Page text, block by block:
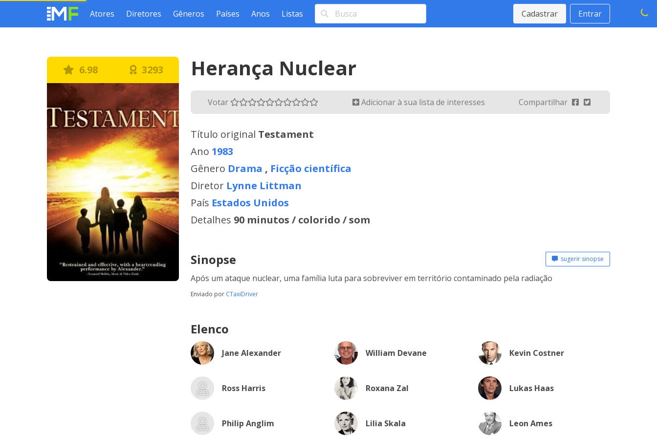
Atores Diretores Gêneros Países Anos Listas Cadastrar Entrar
6.98 3293 Herança Nuclear
Votar Adicionar à sua lista de interesses Compartilhar
Título original Testament
Ano 1983
Gênero Drama , Ficção científica
Diretor Lynne Littman
País Estados Unidos
Detalhes 90 minutos / colorido / som
Sinopse sugerir sinopse
Após um ataque nuclear, uma família luta para sobreviver em território contaminado pela radiação
Enviado por CTaxiDriver
Elenco
Jane Alexander William Devane Kevin Costner
Ross Harris Roxana Zal Lukas Haas
Philip Anglim Lilia Skala Leon Ames